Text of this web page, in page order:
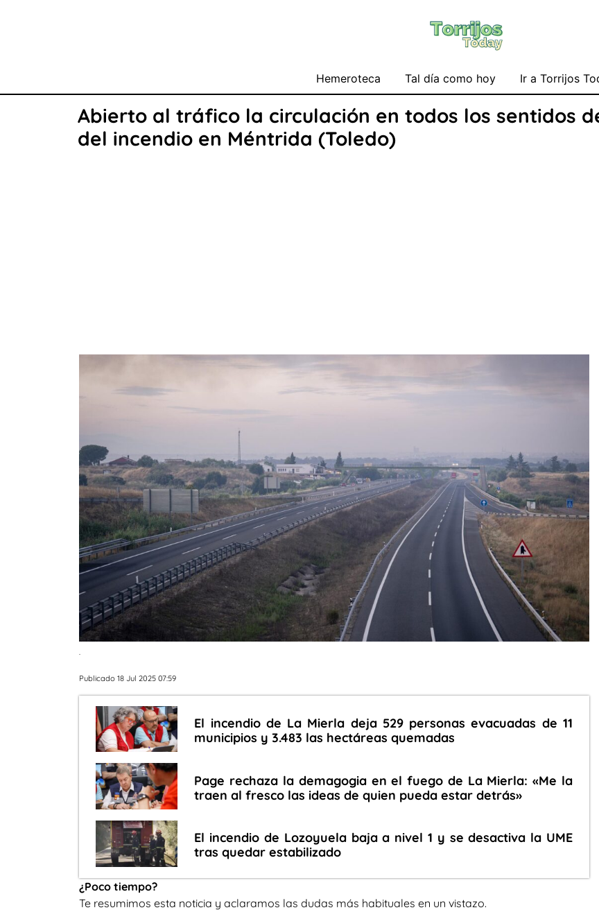
Hemeroteca Tal día como hoy Ir a Torrijos
Abierto al tráfico la circulación en todos los sentidos
del incendio en Méntrida (Toledo)
.
Publicado 18 Jul 2025 07:59
El incendio de La Mierla deja 529 personas evacuadas de 11
municipios y 3.483 las hectáreas quemadas
Page rechaza la demagogia en el fuego de La Mierla: «Me la
traen al fresco las ideas de quien pueda estar detrás»
El incendio de Lozoyuela baja a nivel 1 y se desactiva la UME
tras quedar estabilizado
¿Poco tiempo?
Te resumimos esta noticia y aclaramos las dudas más habituales en un vistazo.